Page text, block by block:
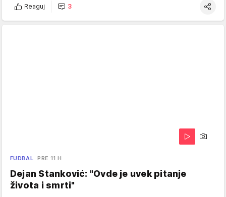
Reaguj 3
FUDBAL PRE 11 H
Dejan Stanković: "Ovde je uvek pitanje
života i smrti"